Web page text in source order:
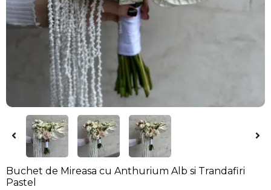
Buchet de Mireasa cu Anthurium Alb si Trandafiri
Pastel